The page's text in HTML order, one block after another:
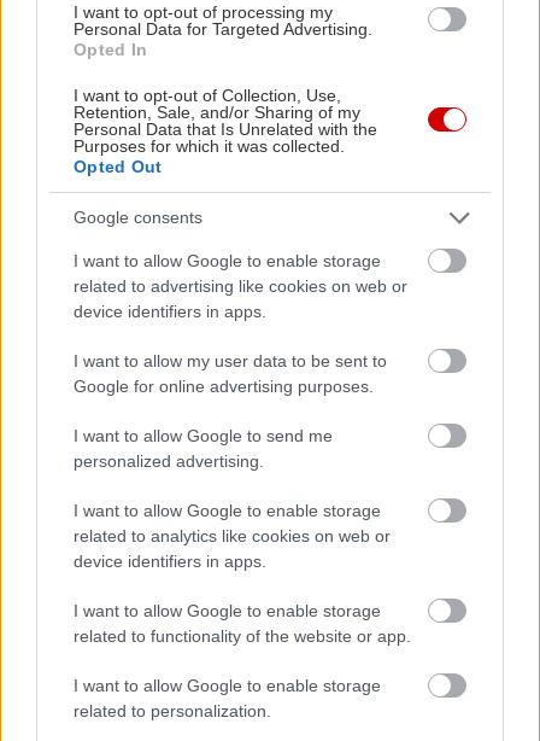
I want to opt-out of processing my
Personal Data for Targeted Advertising.
Opted In
I want to opt-out of Collection, Use,
Retention, Sale, and/or Sharing of my
Personal Data that Is Unrelated with the
Purposes for which it was collected.
Opted Out
Google consents
I want to allow Google to enable storage
related to advertising like cookies on web or
device identifiers in apps.
I want to allow my user data to be sent to
Google for online advertising purposes.
I want to allow Google to send me
personalized advertising.
I want to allow Google to enable storage
related to analytics like cookies on web or
device identifiers in apps.
I want to allow Google to enable storage
related to functionality of the website or app.
I want to allow Google to enable storage
related to personalization.
Η «ριβιέρα» των χανιώτικων beach bars βρίσκεται
εδώ, και φιλοξενεί καθημερινά πάρτι, συναυλίες,
δυνατά DJ sets στην αμμουδιά, ενώ δεν λείπουν
και τα πιο ήσυχα οικογενειακά beach bars για να
απολαύσετε καφέ, σαιζλόνγκ και βιβλίο ανάμεσα
στις βουτιές στη ζεστή, αμμουδερή θάλασσα. Τα
δημοφιλέστερα παραλιακά bars και clubs είναι τα
Ammos+Ilios, Ακτή, Costa Costa και Villa
Mercedes, όπου δεν αποκλείεται να συναντήσετε
βραδιές με κορυφαίους mainstream έλληνες
καλλιτέχνες, ενώ θα βρείτε και άνετες
εγκαταστάσεις για beach και water sports.
Να δοκιμάσετε το «ζουμερό» της
Κουκουβάγιας
«Σκαρφαλώστε» στον λόφο του Προφήτη Ηλία,
πάνω από τη Χαλέπα στην περιοχή που λέγεται